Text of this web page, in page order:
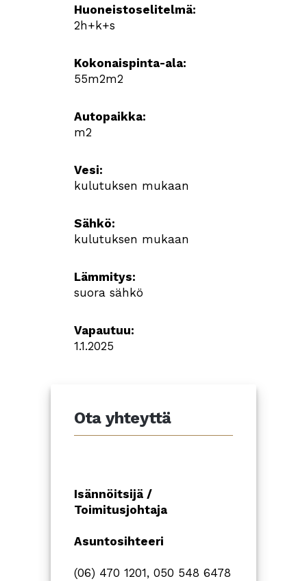
Huoneistoselitelmä:
2h+k+s
Kokonaispinta-ala:
55m2m2
Autopaikka:
m2
Vesi:
kulutuksen mukaan
Sähkö:
kulutuksen mukaan
Lämmitys:
suora sähkö
Vapautuu:
1.1.2025
Ota yhteyttä
Isännöitsijä /
Toimitusjohtaja
Asuntosihteeri
(06) 470 1201, 050 548 6478